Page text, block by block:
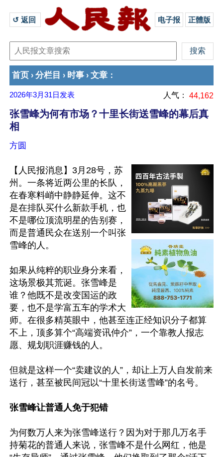
↺ 返回 电子报 正體版
首页 › 分栏目 › 时事 › 文章 ：
2026年3月31日 发表 人气： 44,162
张雪峰为何有市场？十里长街送雪峰的幕后真
相
方圆
【人民报消息】3月28号，苏
州。一条将近两公里的长队，
在春寒料峭中静静延伸。这不
是在排队买什么新款手机，也
不是哪位顶流明星的告别赛，
而是普通民众在送别一个叫张
雪峰的人。
如果从纯粹的职业身分来看，
这场景极其荒诞。张雪峰是
谁？他既不是改变国运的政
要，也不是学富五车的学术大
师。在很多精英眼中，他甚至连正经知识分子都算
不上，顶多算个“高端资讯仲介”，一个靠教人报志
愿、规划职涯赚钱的人。
但就是这样一个“卖建议的人”，却让上万人自发前来
送行，甚至被民间冠以“十里长街送雪峰”的名号。
张雪峰让普通人免于犯错
为何数万人来为张雪峰送行？因为对于那几万名手
持菊花的普通人来说，张雪峰不是什么网红，他是